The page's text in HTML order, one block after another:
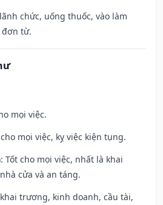
chức, uống thuốc, vào làm
từ.
mọi việc.
mọi việc, kỵ việc kiện tụng.
Tốt cho mọi việc, nhất là khai
cửa và an táng.
trương, kinh doanh, cầu tài,